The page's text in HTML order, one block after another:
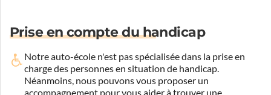
Prise en compte du handicap
Notre auto-école n'est pas spécialisée dans la prise en
charge des personnes en situation de handicap.
Néanmoins, nous pouvons vous proposer un
accompagnement pour vous aider à trouver une